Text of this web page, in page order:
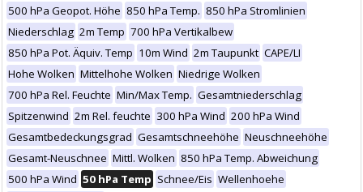
500 hPa Geopot. Höhe 850 hPa Temp. 850 hPa Stromlinien
Niederschlag 2m Temp 700 hPa Vertikalbew
850 hPa Pot. Äquiv. Temp 10m Wind 2m Taupunkt CAPE/LI
Hohe Wolken Mittelhohe Wolken Niedrige Wolken
700 hPa Rel. Feuchte Min/Max Temp. Gesamtniederschlag
Spitzenwind 2m Rel. feuchte 300 hPa Wind 200 hPa Wind
Gesamtbedeckungsgrad Gesamtschneehöhe Neuschneehöhe
Gesamt-Neuschnee Mittl. Wolken 850 hPa Temp. Abweichung
500 hPa Wind 50 hPa Temp Schnee/Eis Wellenhoehe